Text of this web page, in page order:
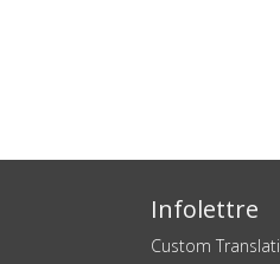
Infolettre
Custom